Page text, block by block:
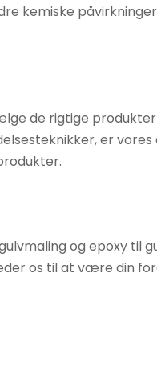
kemiske
de rigtige
er
og epoxy til
os til at være din